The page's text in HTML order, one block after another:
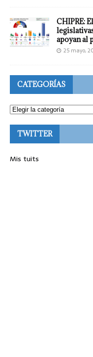
CHIPRE:
apoyan al
25 mayo,
CATEGORÍAS
TWITTER
Mis tuits